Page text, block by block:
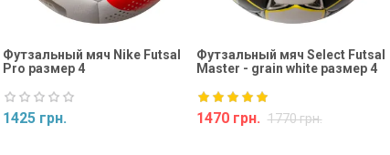
Футзальный мяч Nike Futsal
Pro размер 4
1425 грн.
Футзальный мяч Select Futsal
Master - grain white размер 4
1470 грн. 1770 грн.